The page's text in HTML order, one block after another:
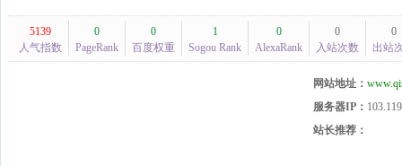
5139
人气指数
0
PageRank
0
百度权重
1
Sogou Rank
0
AlexaRank
0
入站次数
0
出站
网站地址：
服务器IP：
站长推荐：